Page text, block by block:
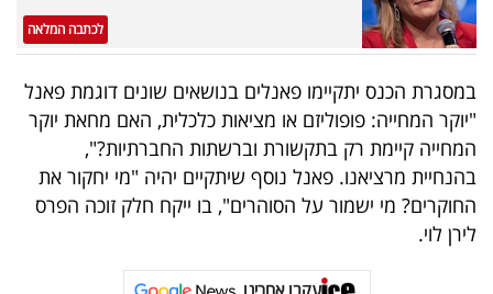
דרושים
ניוזלטרים
מייל
אדום
לכתבה המלאה
במסגרת הכנס יתקיימו פאנלים בנושאים שונים דוגמת פאנל
"יוקר המחייה: פופוליזם או מציאות כלכלית, האם מחאת יוקר
המחייה קיימת רק בתקשורת וברשתות החברתיות?",
בהנחיית מרציאנו. פאנל נוסף שיתקיים יהיה "מי יחקור את
החוקרים? מי ישמור על הסוהרים", בו ייקח חלק זוכה הפרס
לירן לוי.